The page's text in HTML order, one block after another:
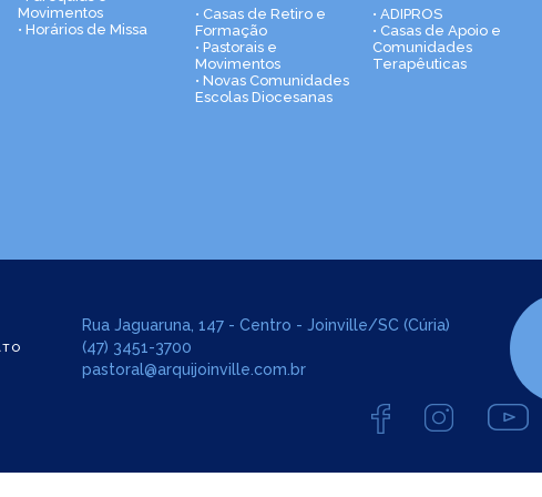
Movimentos
• Horários de Missa
• Casas de Retiro e
Formação
• Pastorais e
Movimentos
• Novas Comunidades
Escolas Diocesanas
• ADIPROS
• Casas de Apoio e
Comunidades
Terapêuticas
Rua Jaguaruna, 147 - Centro - Joinville/SC (Cúria)
(47) 3451-3700
pastoral@arquijoinville.com.br